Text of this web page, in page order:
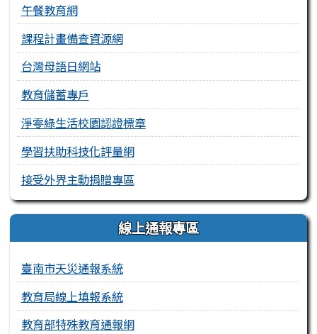
午餐教育網
課程計畫備查資源網
台灣母語日網站
教育儲蓄專戶
淨零綠生活校園認證標章
學習扶助科技化評量網
接受外界主動捐贈專區
線上通報專區
臺南市天災通報系統
教育局線上填報系統
教育部特殊教育通報網